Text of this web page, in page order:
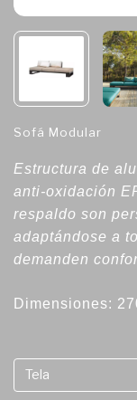
Sofá Modular
Estructura de
anti-oxidación
respaldo son
adaptándose a
demanden
Dimensiones:
Tela